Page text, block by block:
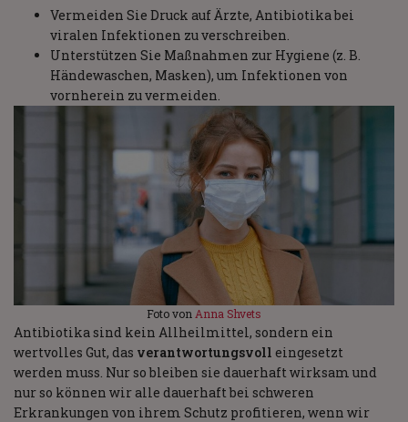
Vermeiden Sie Druck auf Ärzte, Antibiotika bei
viralen Infektionen zu verschreiben.
Unterstützen Sie Maßnahmen zur Hygiene (z. B.
Händewaschen, Masken), um Infektionen von
vornherein zu vermeiden.
Foto von Anna Shvets
Antibiotika sind kein Allheilmittel, sondern ein
wertvolles Gut, das verantwortungsvoll eingesetzt
werden muss. Nur so bleiben sie dauerhaft wirksam und
nur so können wir alle dauerhaft bei schweren
Erkrankungen von ihrem Schutz profitieren, wenn wir